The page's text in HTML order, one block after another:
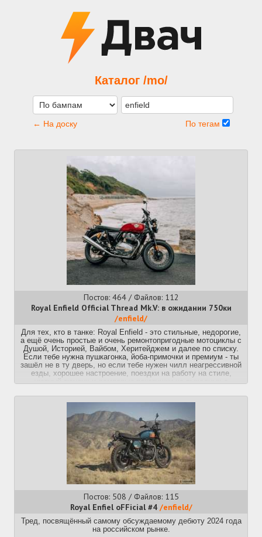
Каталог /mo/
← На доску По тегам
Постов: 464 / Файлов: 112
Royal Enfield Official Thread Mk.V: в ожидании 750ки
/enfield/
Для тех, кто в танке: Royal Enfield - это стильные, недорогие,
а ещё очень простые и очень ремонтопригодные мотоциклы с
Душой, Историей, Вайбом, Херитейджем и далее по списку.
Если тебе нужна пушкагонка, йоба-примочки и премиум - ты
зашёл не в ту дверь, но если тебе нужен чилл неагрессивной
езды, хорошее настроение, поездки на работу на стиле,
to the club.
масса стремящихся, множество интересующихся-
одобряющих, полтора хейтера и весёлая троллота.
ИТТ обсуждаем, общаемся, знакомимся, завидуем,
поздравляем, спрашиваем, жалуемся, вангуем, веселимся.
Герилью с гималайеном подвезли, ТРИППЕР работает с
VPN'ом,
Официальный русайт и дилеры в регионах:
https://www.royalenfields.ru/collection/new
Крупнейшие дилеры в ДС:
https://universalmotors.ru/motorcycles/royal-enfield/
https://royalenfield.projapan.ru/
Постов: 508 / Файлов: 115
Royal Enfiel oFFicial #4 /enfield/
Тред, посвящённый самому обсуждаемому дебюту 2024 года
на российском рынке.